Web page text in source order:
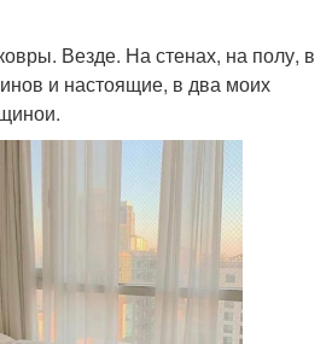
Везде. На стенах, на полу, в
и настоящие, в два моих